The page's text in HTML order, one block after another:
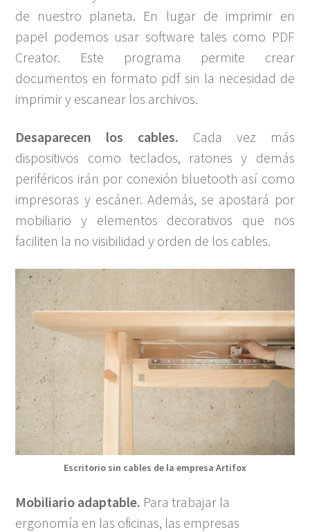
de nuestro planeta. En lugar de imprimir en
papel podemos usar software tales como PDF
Creator. Este programa permite crear
documentos en formato pdf sin la necesidad de
imprimir y escanear los archivos.
Desaparecen los cables. Cada vez más
dispositivos como teclados, ratones y demás
periféricos irán por conexión bluetooth así como
impresoras y escáner. Además, se apostará por
mobiliario y elementos decorativos que nos
faciliten la no visibilidad y orden de los cables.
Escritorio sin cables de la empresa Artifox
Mobiliario adaptable. Para trabajar la
ergonomía en las oficinas, las empresas